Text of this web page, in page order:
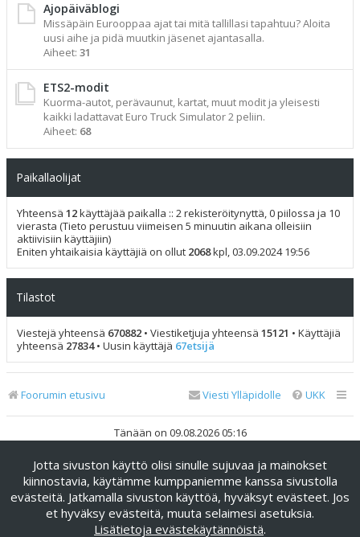
Ajopäiväblogi
Missäpäin Eurooppaa ajat tai mitä tallillasi tapahtuu? Aloita
uusi aihe ja pidä muutkin jäsenet ajantasalla.
Aiheet: 31
ETS2-modit
Kuorma-autot, perävaunut, kartat, muut modit ja yleisesti
kaikki ladattavat Euro Truck Simulator 2 peliin.
Aiheet: 68
Paikallaolijat
Yhteensä 12käyttäjää paikalla :: 2 rekisteröitynyttä, 0 piilossa ja 10
vierasta (Tieto perustuu viimeisen 5 minuutin aikana olleisiin
aktiivisiin käyttäjiin)
Eniten yhtaikaisia käyttäjiä on ollut 2068kpl, 03.09.2024 19:56
Tilastot
Viestejä yhteensä 670882 • Viestiketjuja yhteensä 15121 • Käyttäjiä
yhteensä 27834• Uusin käyttäjä 67etsijä
Foorumin etusivu UKK
Viesti Ylläpidolle
Tänään on 09.08.2026 05:16
Keskustelufoorumin ohjelmistophpBB® Forum Software ©
phpBB Limited
Käännös: phpBB Suomi (lurttinen, harritapio, Pettis)
phpBB Metro Theme byPixelGoose Studio
Jotta sivuston käyttö olisi sinulle sujuvaa ja mainokset
kiinnostavia, käytämme kumppaniemme kanssa sivustolla
evästeitä. Jatkamalla sivuston käyttöä, hyväksyt evästeet. Jos
et hyväksy evästeitä, muuta selaimesi asetuksia.
Lisätietoja evästekäytännöistä.